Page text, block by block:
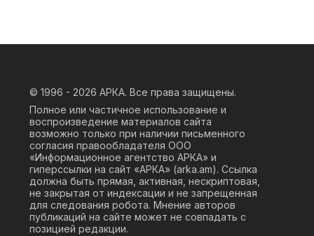
© 1996 - 2026 АРКА. Все права защищены.
Полное или частичное использование и
воспроизведение материалов сайта
возможно только при наличии письменного
согласия правообладателя ООО
«Информационное агентство АРКА» и
гиперссылки на сайт «АРКА» (arka.am). Ссылка
должна быть прямая, активная, нескриптовая,
не закрытая от индексации и не запрещенная
для следования робота. Мнение авторов
публикаций на сайте может не совпадать с
позицией редакции.